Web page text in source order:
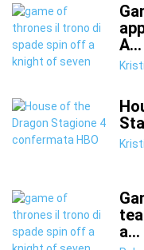
A...
a...